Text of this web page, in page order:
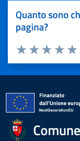
Quanto sono
pagina?
Valuta
Valuta 3
Valuta 2 stelle
Valuta 1 stelle su 5